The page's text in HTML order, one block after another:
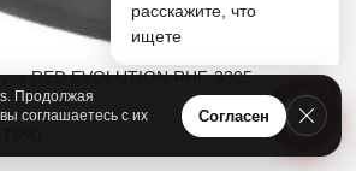
RED EVOLUTION RHF-3305
Продолжая
соглашаетесь с их
Согласен
расскажите, что
ищете
А